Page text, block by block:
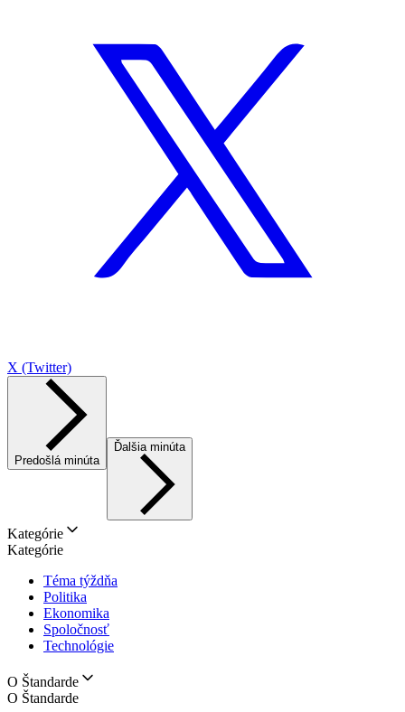
X (Twitter)
Predošlá minúta
Ďalšia minúta
Kategórie
Kategórie
Téma týždňa
Politika
Ekonomika
Spoločnosť
Technológie
O Štandarde
O Štandarde